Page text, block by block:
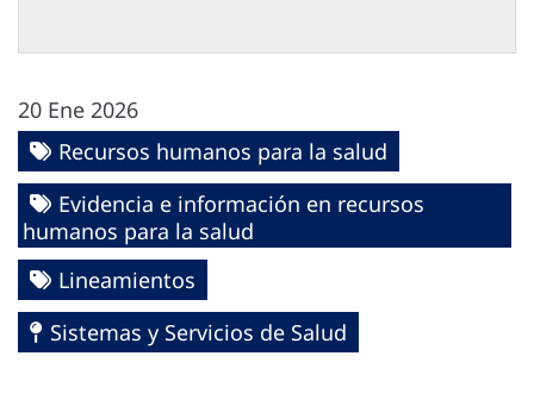
20 Ene 2026
Recursos humanos para la salud
Evidencia e información en recursos
humanos para la salud
Lineamientos
Sistemas y Servicios de Salud